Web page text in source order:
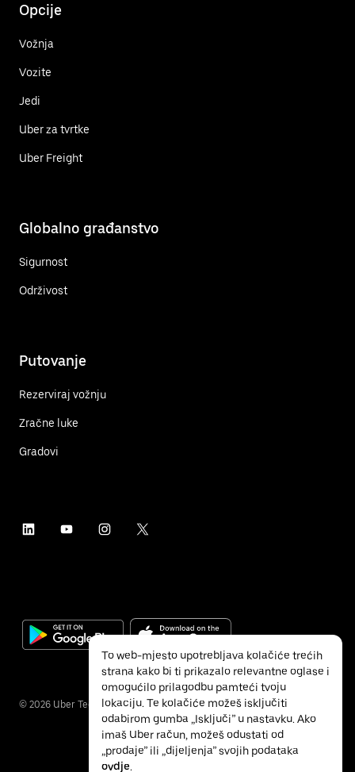
Opcije
Vožnja
Vozite
Jedi
Uber za tvrtke
Uber Freight
Globalno građanstvo
Sigurnost
Održivost
Putovanje
Rezerviraj vožnju
Zračne luke
Gradovi
© 2026 Uber Technologies Inc.
To web-mjesto upotrebljava kolačiće trećih
strana kako bi ti prikazalo relevantne oglase i
omogućilo prilagodbu pamteći tvoju
lokaciju. Te kolačiće možeš isključiti
odabirom gumba „Isključi” u nastavku. Ako
imaš Uber račun, možeš odustati od
„prodaje” ili „dijeljenja” svojih podataka
ovdje.